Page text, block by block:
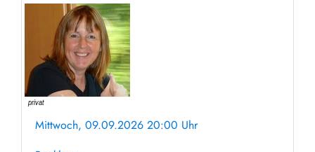
Mittwoch, 09.09.2026 20:00 Uhr